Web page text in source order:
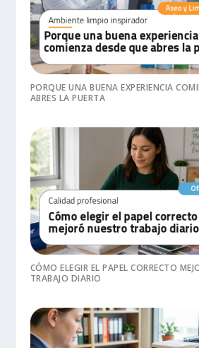
PORQUE UNA BUENA EXPERIENCIA
ABRES LA PUERTA
CÓMO ELEGIR EL PAPEL CORRECTO
TRABAJO DIARIO